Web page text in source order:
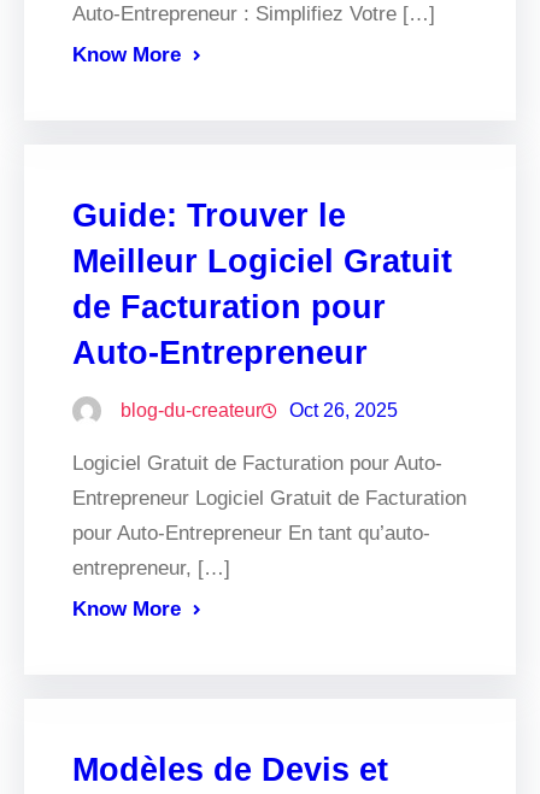
Auto-Entrepreneur : Simplifiez Votre […]
Know More
Guide: Trouver le
Meilleur Logiciel Gratuit
de Facturation pour
Auto-Entrepreneur
blog-du-createur Oct 26, 2025
Logiciel Gratuit de Facturation pour Auto-
Entrepreneur Logiciel Gratuit de Facturation
pour Auto-Entrepreneur En tant qu’auto-
entrepreneur, […]
Know More
Modèles de Devis et